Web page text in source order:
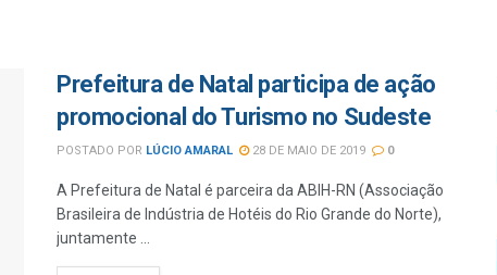
Prefeitura de Natal participa de ação
promocional do Turismo no Sudeste
POSTADO POR LÚCIO AMARAL 28 DE MAIO DE 2019 0
A Prefeitura de Natal é parceira da ABIH-RN (Associação
Brasileira de Indústria de Hotéis do Rio Grande do Norte),
juntamente ...